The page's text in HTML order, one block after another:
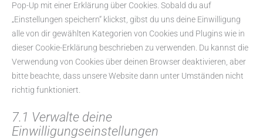
Pop-Up mit einer Erklärung über Cookies. Sobald du auf
„Einstellungen speichern“ klickst, gibst du uns deine Einwilligung
alle von dir gewählten Kategorien von Cookies und Plugins wie in
dieser Cookie-Erklärung beschrieben zu verwenden. Du kannst die
Verwendung von Cookies über deinen Browser deaktivieren, aber
bitte beachte, dass unsere Website dann unter Umständen nicht
richtig funktioniert.
7.1 Verwalte deine
Einwilligungseinstellungen